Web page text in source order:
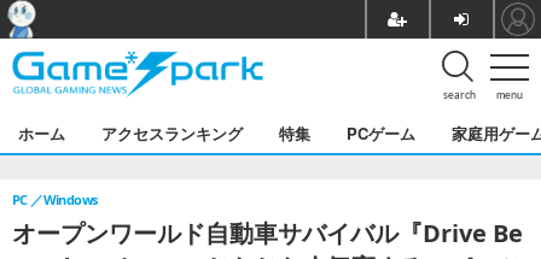
menu
search
ホーム アクセスランキング 特集 PCゲーム 家庭用ゲー
オープンワールド自動車サバイバル『Drive Be
PC Windows